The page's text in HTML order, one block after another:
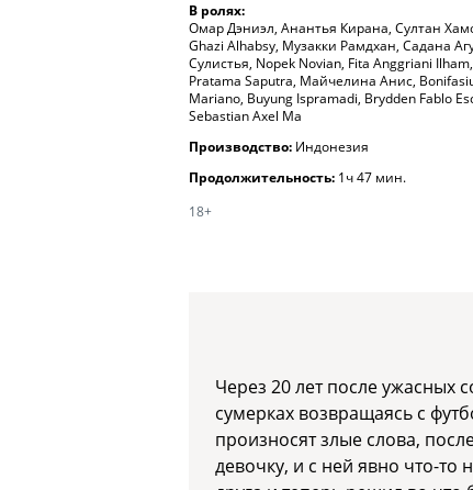
В ролях:
Омар Дэниэл, Анантья Кирана, Султан
Ghazi Alhabsy, Музакки Рамдхан, Садана
Сулистья, Nopek Novian, Fita Anggriani
Pratama Saputra, Майчелина Анис,
Mariano, Buyung Ispramadi, Brydden Fablo
Sebastian Axel Ma
Производство: Индонезия
Продолжительность: 1ч 47 мин.
18+
Через 20 лет после ужасных
сумерках возвращаясь с
произносят злые слова,
девочку, и с ней явно что-то